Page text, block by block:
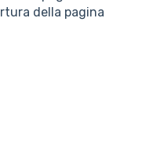
della pagina